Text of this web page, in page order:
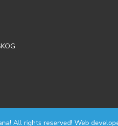
All rights reserved! Web